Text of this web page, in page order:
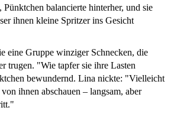
balancierte hinterher, und sie
ihnen kleine Spritzer ins Gesicht
eine Gruppe winziger Schnecken, die
trugen. "Wie tapfer sie ihre Lasten
bewundernd. Lina nickte: "Vielleicht
ihnen abschauen – langsam, aber